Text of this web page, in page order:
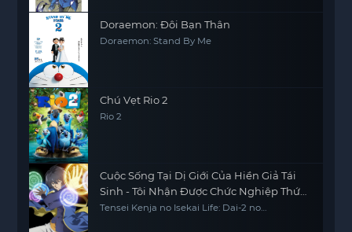
Doraemon: Đôi Bạn Thân
Doraemon: Stand By Me
Chú Vẹt Rio 2
Rio 2
Cuộc Sống Tại Dị Giới Của Hiền Giả Tái
Sinh - Tôi Nhận Được Chức Nghiệp Thứ
Hai, Và Đã Trở Thành Người Mạnh Nhất
Tensei Kenja no Isekai Life: Dai-2 no